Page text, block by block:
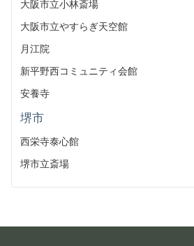
大阪市立小林斎場
大阪市立やすらぎ天空館
月江院
新平野西コミュニティ会館
安養寺
堺市
西栄寺泰心館
堺市立斎場